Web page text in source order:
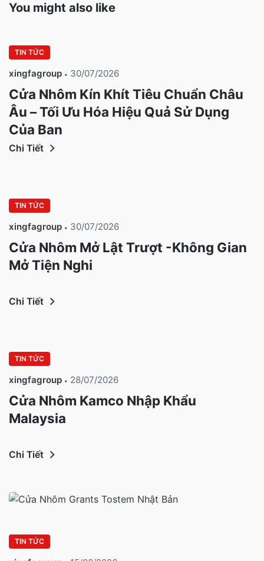
You might also like
TIN TỨC
xingfagroup 30/07/2026
Cửa Nhôm Kín Khít Tiêu Chuẩn Châu
Âu – Tối Ưu Hóa Hiệu Quả Sử Dụng
Của Bạn
Chi Tiết
TIN TỨC
xingfagroup 30/07/2026
Cửa Nhôm Mở Lật Trượt -Không Gian
Mở Tiện Nghi
Chi Tiết
TIN TỨC
xingfagroup 28/07/2026
Cửa Nhôm Kamco Nhập Khẩu
Malaysia
Chi Tiết
TIN TỨC